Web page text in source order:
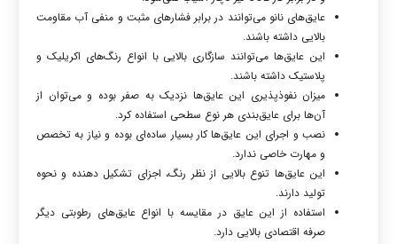
عایق‌های نانو می‌توانند در برابر فشارهای مثبت و منفی آب مقاومت
بالایی داشته باشند.
این عایق‌ها می‌توانند سازگاری بالایی با انواع رنگ‌های اکریلیک و
پلاستیک داشته باشند.
میزان نفوذپذیری این عایق‌ها نزدیک به صفر بوده و می‌توان از
آن‌ها برای عایق‌بندی هر نوع سطحی استفاده کرد.
نصب و اجرای این عایق‌ها کار بسیار ساده‌ای بوده و نیاز به تخصص
و مهارت خاصی ندارد.
این عایق‌ها تنوع بالایی از نظر رنگ، اجزای تشکیل دهنده و نحوه
تولید دارند.
استفاده از این عایق در مقایسه با انواع عایق‌های رطوبتی دیگر
صرفه اقتصادی بالایی دارد.